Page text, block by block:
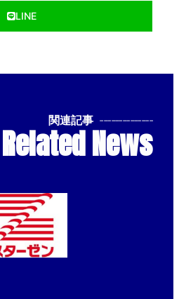
LINE
関連記事 --------------
Related News